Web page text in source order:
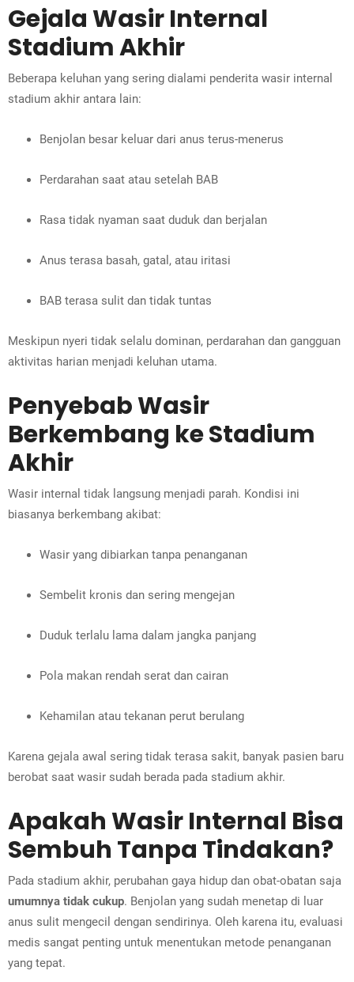
Gejala Wasir Internal
Stadium Akhir
Beberapa keluhan yang sering dialami penderita wasir internal
stadium akhir antara lain:
Benjolan besar keluar dari anus terus-menerus
Perdarahan saat atau setelah BAB
Rasa tidak nyaman saat duduk dan berjalan
Anus terasa basah, gatal, atau iritasi
BAB terasa sulit dan tidak tuntas
Meskipun nyeri tidak selalu dominan, perdarahan dan gangguan
aktivitas harian menjadi keluhan utama.
Penyebab Wasir
Berkembang ke Stadium
Akhir
Wasir internal tidak langsung menjadi parah. Kondisi ini
biasanya berkembang akibat:
Wasir yang dibiarkan tanpa penanganan
Sembelit kronis dan sering mengejan
Duduk terlalu lama dalam jangka panjang
Pola makan rendah serat dan cairan
Kehamilan atau tekanan perut berulang
Karena gejala awal sering tidak terasa sakit, banyak pasien baru
berobat saat wasir sudah berada pada stadium akhir.
Apakah Wasir Internal Bisa
Sembuh Tanpa Tindakan?
Pada stadium akhir, perubahan gaya hidup dan obat-obatan saja
umumnya tidak cukup. Benjolan yang sudah menetap di luar
anus sulit mengecil dengan sendirinya. Oleh karena itu, evaluasi
medis sangat penting untuk menentukan metode penanganan
yang tepat.